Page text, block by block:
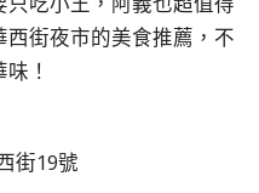
街夜市的美食推薦，不
！
街19號